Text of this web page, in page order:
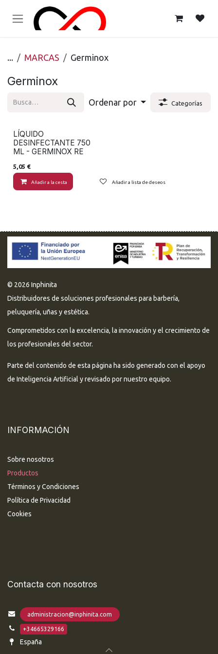
... MARCAS Germinox
Germinox
Ordenar por Categorías
LÍQUIDO
DESINFECTANTE 750
ML - GERMINOX RE
5,05 €
Añadir a la cesta Añadir a lista de deseos
© 2026 Inphinita
Distribuidores de soluciones profesionales para barbería,
peluquería, uñas y estética.
Comprometidos con la excelencia, la innovación y el crecimiento de
los profesionales del sector.
Parte del contenido de esta página ha sido generado con el apoyo
de Inteligencia Artificial y revisado por nuestro equipo.
INFORMACIÓN
Sobre nosotros
Productos
Términos y Condiciones
Política de Privacidad
Cookies
Contacta con nosotros
administracion@inphinita.com
+34665329166
España